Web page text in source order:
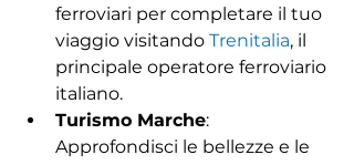
ferroviari per completare il tuo
viaggio visitando Trenitalia, il
principale operatore ferroviario
italiano.
Turismo Marche:
Approfondisci le bellezze e le